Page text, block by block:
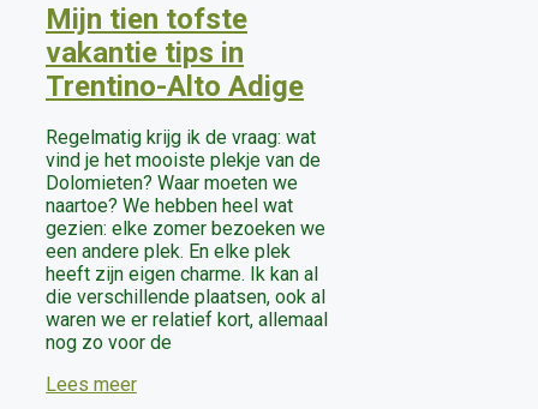
Mijn tien tofste
vakantie tips in
Trentino-Alto Adige
Regelmatig krijg ik de vraag: wat
vind je het mooiste plekje van de
Dolomieten? Waar moeten we
naartoe? We hebben heel wat
gezien: elke zomer bezoeken we
een andere plek. En elke plek
heeft zijn eigen charme. Ik kan al
die verschillende plaatsen, ook al
waren we er relatief kort, allemaal
nog zo voor de
Lees meer